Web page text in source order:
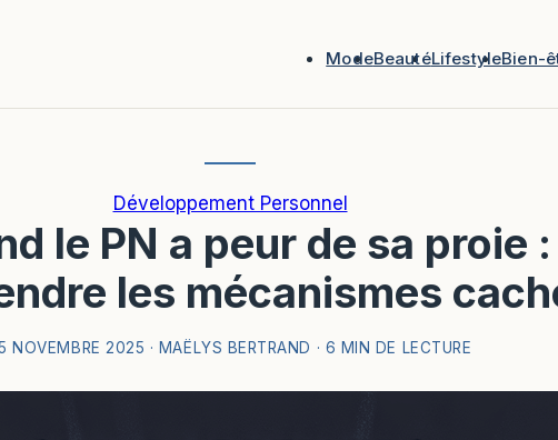
ModeBeautéLifestyleBien-
Développement Personnel
le PN a peur de sa proie :
les mécanismes
NOVEMBRE 2025 · MAËLYS BERTRAND · 6 MIN DE LECTURE